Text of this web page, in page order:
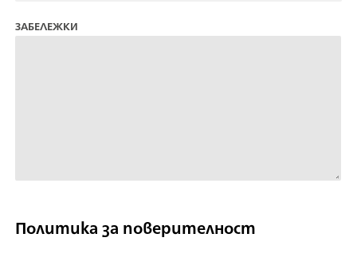
ЗАБЕЛЕЖКИ
Политика за поверителност